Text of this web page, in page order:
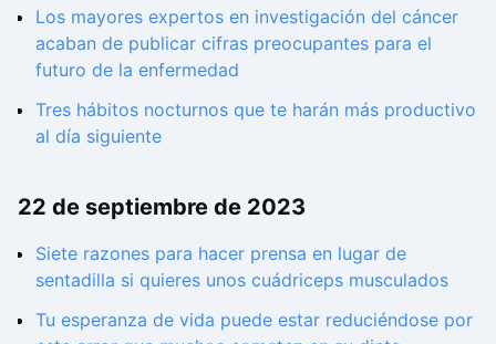
Los mayores expertos en investigación del cáncer
acaban de publicar cifras preocupantes para el
futuro de la enfermedad
Tres hábitos nocturnos que te harán más productivo
al día siguiente
22 de septiembre de 2023
Siete razones para hacer prensa en lugar de
sentadilla si quieres unos cuádriceps musculados
Tu esperanza de vida puede estar reduciéndose por